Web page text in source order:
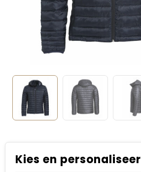
Zomergeschenken
Zomerpakketten
Kies en personaliseer